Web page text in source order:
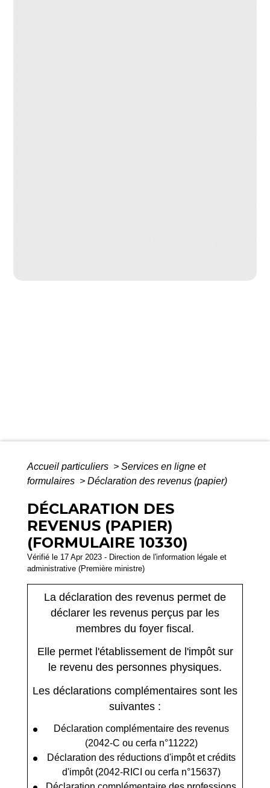
Accueil particuliers > Services en ligne et
formulaires > Déclaration des revenus (papier)
DÉCLARATION DES
REVENUS (PAPIER)
(FORMULAIRE 10330)
Vérifié le 17 Apr 2023 - Direction de l'information légale et
administrative (Première ministre)
La déclaration des revenus permet de
déclarer les revenus perçus par les
membres du foyer fiscal.
Elle permet l'établissement de l'impôt sur
le revenu des personnes physiques.
Les déclarations complémentaires sont les
suivantes :
Déclaration complémentaire des revenus
(2042-C ou cerfa n°11222)
Déclaration des réductions d'impôt et crédits
d'impôt (2042-RICI ou cerfa n°15637)